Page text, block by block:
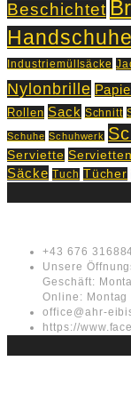
Beschichtet
Handschuhe
Industriemüllsäcke
Nylonbrille
Rollen Sack Schnitt
Schuhe Schuhwerk
Serviette Servietten
Säcke Tuch Tücher
+43 676
Unsere
Geschäft:
Online:
office@ahr-
https://